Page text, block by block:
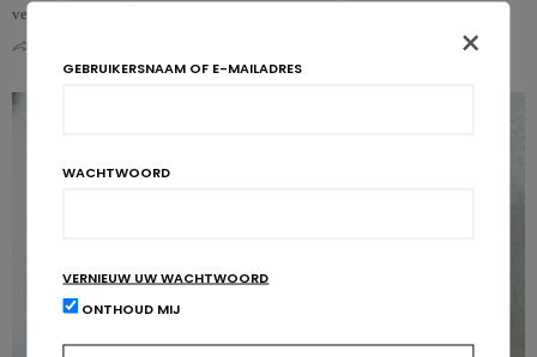
verhoogd risico op het prikkelbaredarmsyndroom. Zo blijkt uit nieuwe……
×
GEBRUIKERSNAAM OF E-MAILADRES
WACHTWOORD
VERNIEUW UW WACHTWOORD
ONTHOUD MIJ